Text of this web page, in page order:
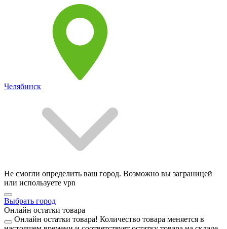
Челябинск
Не смогли определить ваш город. Возможно вы заграницей
или используете vpn
Выбрать город
Онлайн остатки товара
Онлайн остатки товара! Количество товара меняется в